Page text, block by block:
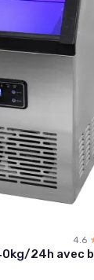
4.6
24h avec